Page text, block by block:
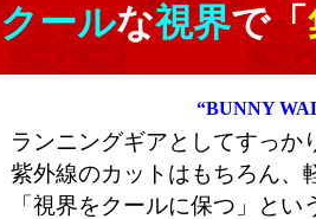
クールな視界で「
“BUNNY
ランニングギアとしてすっか
紫外線のカットはもちろん、
「視界をクールに保つ」と